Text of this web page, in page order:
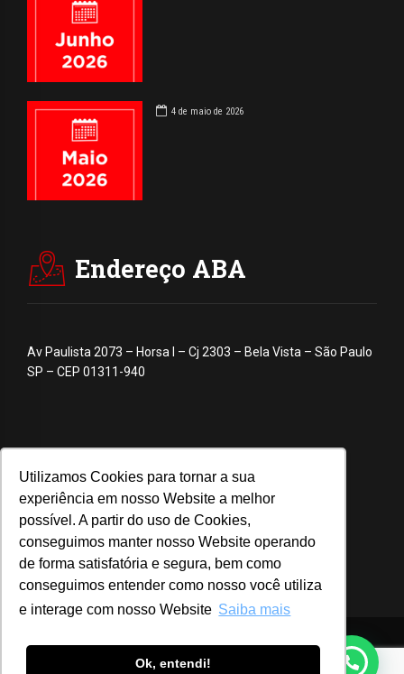
Utilizamos Cookies para tornar a sua
experiência em nosso Website a melhor
possível. A partir do uso de Cookies,
conseguimos manter nosso Website operando
de forma satisfatória e segura, bem como
conseguimos entender como nosso você utiliza
e interage com nosso Website Saiba mais
Ok, entendi!
4 de maio de 2026
Endereço ABA
Av Paulista 2073 – Horsa I – Cj 2303 – Bela Vista – São Paulo
SP – CEP 01311-940
© 2020 ABA – Associação Brasileira de Anunciantes